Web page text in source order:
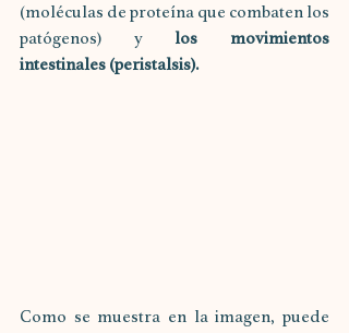
(moléculas de proteína que combaten los
patógenos) y los movimientos
intestinales (peristalsis).
Como se muestra en la imagen, puede